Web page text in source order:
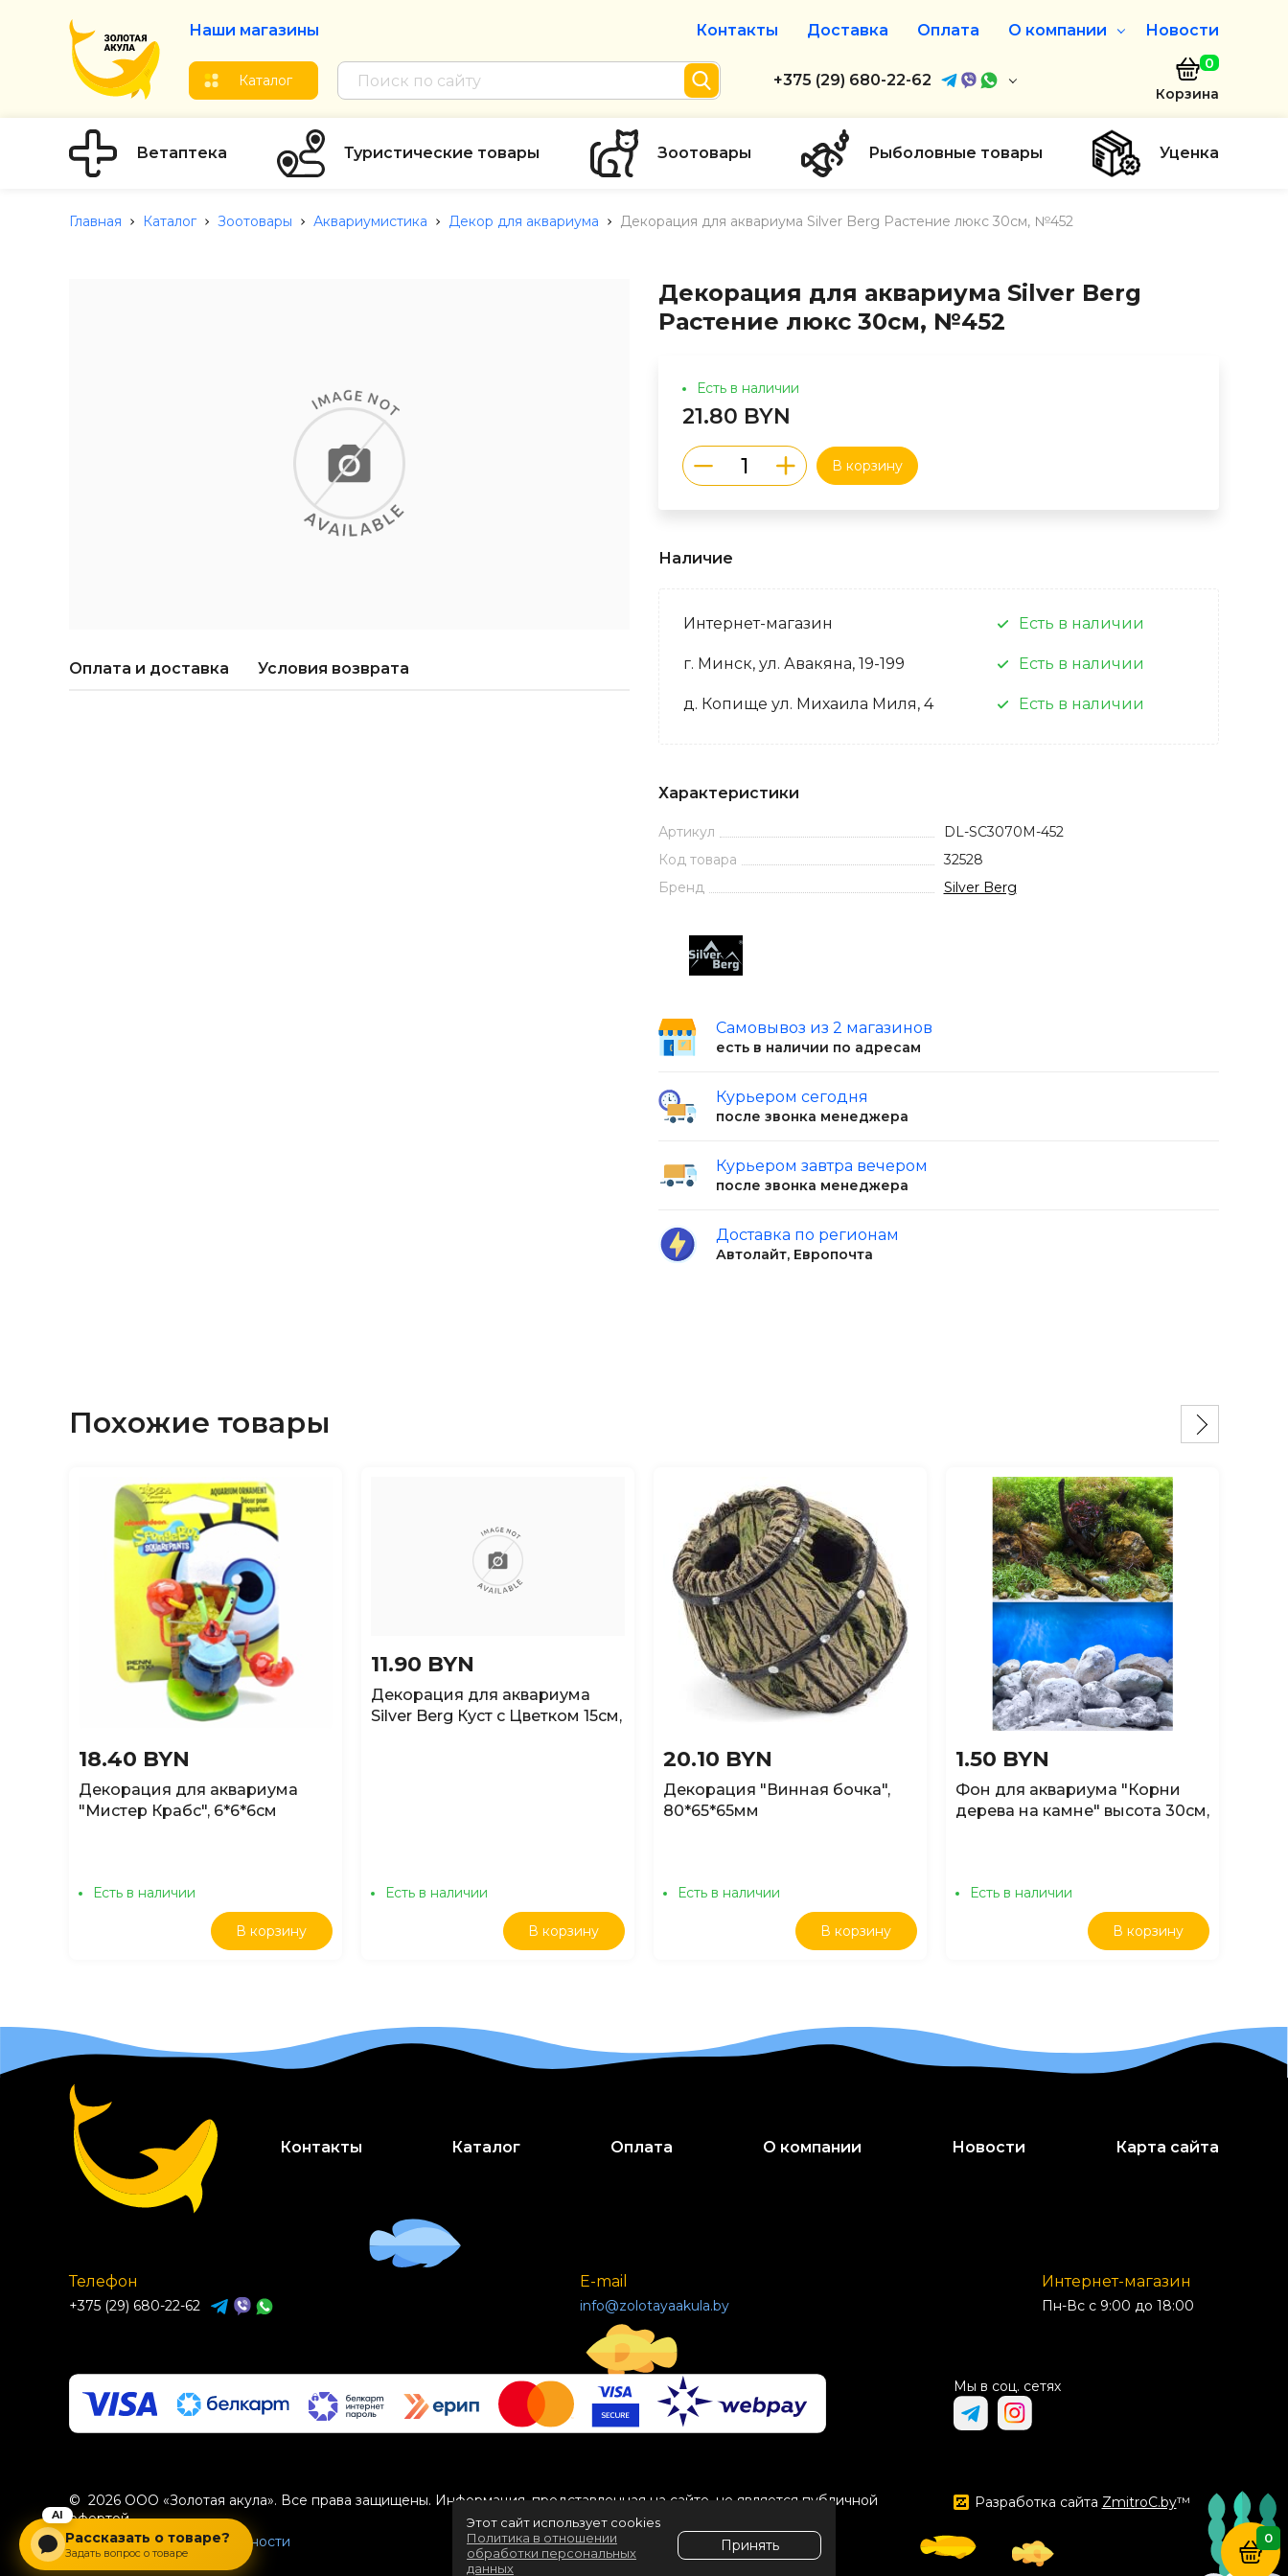
Наши магазины Контакты Доставка Оплата О компании
О нас
Дисконтная программа
Новости
Каталог +375 (29) 680-22-62
Интернет-магазин
тел. А1
Заказать звонок
info@zolotayaakula.by
0
Корзина
Ветаптека Туристические товары Зоотовары Рыболовные товары Уценка
Главная Каталог Зоотовары Аквариумистика Декор для аквариума Декорация для аквариума Silver Berg Растение люкс 30см, №452
Оплата и доставка Условия возврата
Декорация для аквариума Silver Berg
Растение люкс 30см, №452
Есть в наличии
21.80 BYN
В корзину
Наличие
Интернет-магазин Есть в наличии
г. Минск, ул. Авакяна, 19-199 Есть в наличии
д. Копище ул. Михаила Миля, 4 Есть в наличии
Характеристики
Артикул
DL-SC3070M-452
Код товара
32528
Бренд
Silver Berg
Самовывоз из 2 магазинов
есть в наличии по адресам
Курьером сегодня
после звонка менеджера
Курьером завтра вечером
после звонка менеджера
Доставка по регионам
Автолайт, Европочта
Похожие товары
18.40 BYN
Декорация для аквариума
"Мистер Крабс", 6*6*6см
Есть в наличии
В корзину
11.90 BYN
Декорация для аквариума
Silver Berg Куст с Цветком 15см,
Есть в наличии
В корзину
20.10 BYN
Декорация "Винная бочка",
80*65*65мм
Есть в наличии
В корзину
1.50 BYN
Фон для аквариума "Корни
дерева на камне" высота 30см,
Есть в наличии
В корзину
Контакты Каталог Оплата О компании Новости Карта сайта
Телефон
+375 (29) 680-22-62
E-mail
info@zolotayaakula.by
Интернет-магазин
Пн-Вс с 9:00 до 18:00
Мы в соц. сетях
© 2026 ООО «Золотая акула». Все права защищены. Информация, представленная на сайте, не является публичной
офертой.
Политика конфиденциальности
Разработка сайта ZmitroC.by™
0
Этот сайт использует cookies
Политика в отношении
обработки персональных
данных
Принять
Рассказать о товаре?
Задать вопрос о товаре